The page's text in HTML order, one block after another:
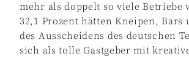
mehr als doppelt so viele Betriebe
32,1 Prozent hätten Kneipen,
des Ausscheidens des deutschen
sich als tolle Gastgeber mit